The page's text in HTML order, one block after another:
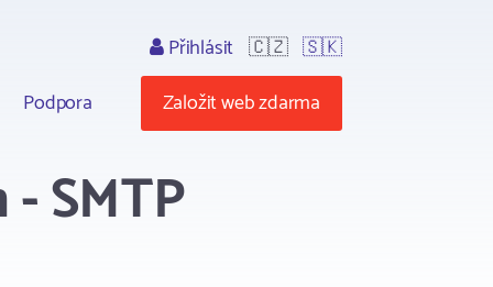
Podpora
Přihlásit 🇨🇿 🇸🇰
Založit web zdarma
SMTP